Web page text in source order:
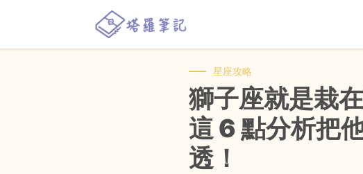
星座攻略
獅子座就是栽
這 6 點分析把
透！